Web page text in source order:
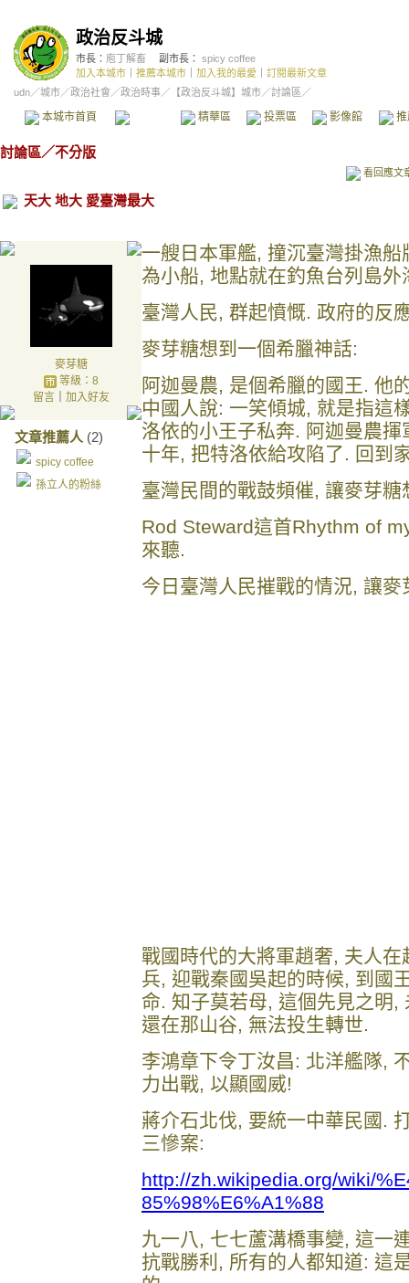
政治反斗城
市長： 庖丁解畜 副市長： spicy coffee
加入本城市
推薦本城市 加入我的最愛
訂閱最新文章
udn／城市／政治社會 ／政治時事／ 【政治反斗城】城市／討論區／
本城市首頁 精華區 投票區 影像館
討論區／不分版
看回應文
天大 地大 愛臺灣最大
麥芽糖
等級：8
留言｜ 加入好友
文章推薦人 (2)
spicy coffee
孫立人的粉絲
一艘日本軍艦, 撞沉臺灣掛漁
為小船, 地點就在釣魚台列島外
臺灣人民, 群起憤慨. 政府的反
麥芽糖想到一個希臘神話:
阿迦曼農, 是個希臘的國王. 他
中國人說: 一笑傾城, 就是指這
洛依的小王子私奔. 阿迦曼農
十年, 把特洛依給攻陷了. 回到
臺灣民間的戰鼓頻催, 讓麥芽
Rod Steward這首Rhythm of
來聽.
今日臺灣人民摧戰的情況, 讓麥
戰國時代的大將軍趙奢, 夫人
兵, 迎戰秦國吳起的時候, 到國
命. 知子莫若母, 這個先見之明
還在那山谷, 無法投生轉世.
李鴻章下令丁汝昌: 北洋艦隊,
力出戰, 以顯國威!
蔣介石北伐, 要統一中華民國.
三慘案:
http://zh.wikipedia.org/wiki/
85%98%E6%A1%88
九一八, 七七蘆溝橋事變, 這一
抗戰勝利, 所有的人都知道: 這